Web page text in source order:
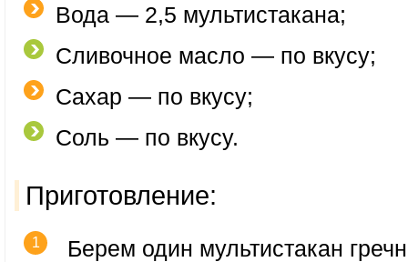
Вода — 2,5 мультистакана;
Сливочное масло — по вкусу;
Сахар — по вкусу;
Соль — по вкусу.
Приготовление:
Берем один мультистакан